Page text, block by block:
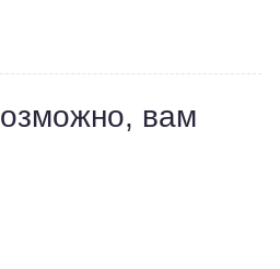
вам